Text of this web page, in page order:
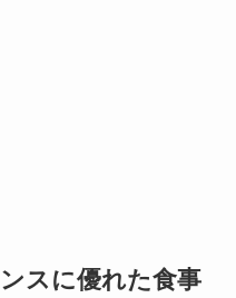
スに優れた食事